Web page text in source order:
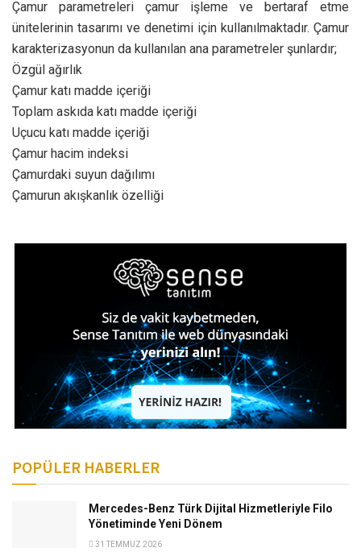
Çamur parametreleri çamur işleme ve bertaraf etme
ünitelerinin tasarımı ve denetimi için kullanılmaktadır. Çamur
karakterizasyonun da kullanılan ana parametreler şunlardır;
Özgül ağırlık
Çamur katı madde içeriği
Toplam askıda katı madde içeriği
Uçucu katı madde içeriği
Çamur hacim indeksi
Çamurdaki suyun dağılımı
Çamurun akışkanlık özelliği
POPÜLER HABERLER
Mercedes-Benz Türk Dijital Hizmetleriyle Filo
Yönetiminde Yeni Dönem
31 TEMMUZ 2026